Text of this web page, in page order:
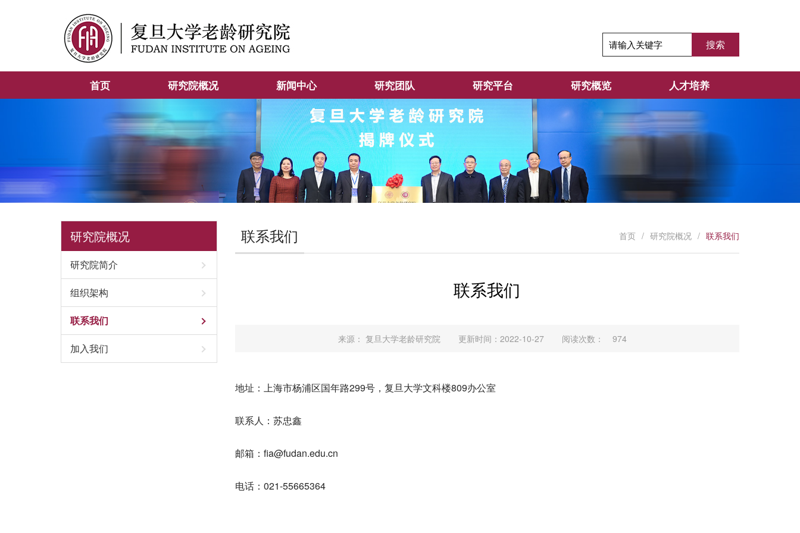
首页 研究院概况 新闻中心 研究团队 研究平台 研究概览 人才培养
研究院概况
研究院简介
组织架构
联系我们
加入我们
联系我们 首页 / 研究院概况 / 联系我们
联系我们
来源： 复旦大学老龄研究院 更新时间：2022-10-27 阅读次数： 974
地址：上海市杨浦区国年路299号，复旦大学文科楼809办公室
联系人：苏忠鑫
邮箱：fia@fudan.edu.cn
电话：021-55665364